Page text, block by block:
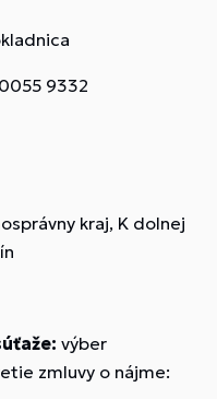
9332
kraj, K dolnej
výber
zmluvy o nájme: